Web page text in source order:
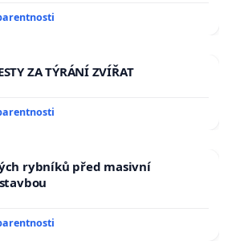
ZA TÝRÁNÍ ZVÍŘAT
rybníků před masivní